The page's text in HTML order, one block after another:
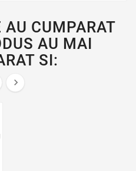
CUMPARAT
AU MAI
SI:
